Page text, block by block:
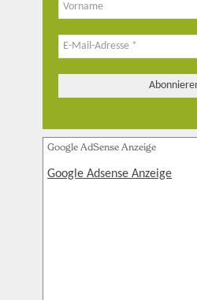
Google AdSense Anzeige
Google Adsense Anzeige